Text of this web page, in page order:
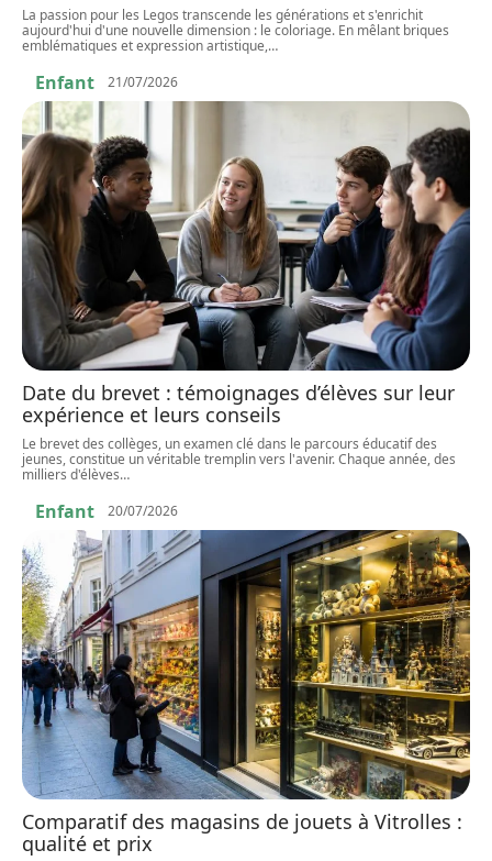
La passion pour les Legos transcende les générations et s'enrichit
aujourd'hui d'une nouvelle dimension : le coloriage. En mêlant briques
emblématiques et expression artistique,…
Enfant 21/07/2026
Date du brevet : témoignages d’élèves sur leur
expérience et leurs conseils
Le brevet des collèges, un examen clé dans le parcours éducatif des
jeunes, constitue un véritable tremplin vers l'avenir. Chaque année, des
milliers d'élèves…
Enfant 20/07/2026
Comparatif des magasins de jouets à Vitrolles :
qualité et prix